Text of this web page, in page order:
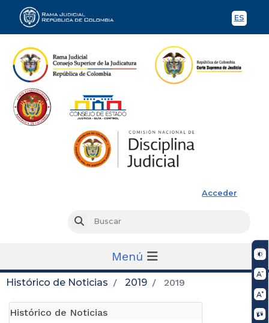
ES
Rama Judicial
Acceder
Buscar
Menú
Histórico de Noticias 2019 2019
Histórico de Noticias